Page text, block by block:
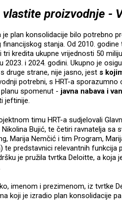
vlastite proizvodnje -
plan konsolidacije bilo potrebno
stanja. Od 2010.
tri kredita ukupne vrijednosti 50
2023. i 2024. godini. Ukupno je
druge strane, nije jasno, jest s
potrebni, s HRT-a sporazumno
spomenut - javna nabava i
jeftinije.
timu HRT-a sudjelovali
Bujić, te četiri ravnatelja sa
Marija Nemčić i tim Program,
te predstavnici relevantnih funkcija
je pružila tvrtka Deloitte, a koja
imenom i prezimenom, iz tvrtke
koji je izradio plan konsolidacije